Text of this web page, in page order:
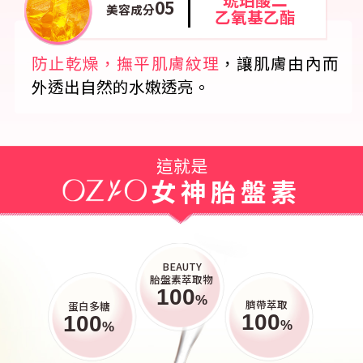
美容成分05
乙氧基乙酯
防止乾燥，撫平肌膚紋理 ，讓肌膚由內而
外透出自然的水嫩透亮。
這就是
女神胎盤素
BEAUTY
胎盤素萃取物
100% 臍帶萃取
100%
蛋白多糖
100%